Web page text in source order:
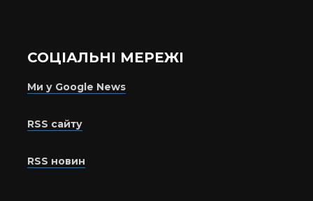
СОЦІАЛЬНІ МЕРЕЖІ
Ми у Google News
RSS сайту
RSS новин